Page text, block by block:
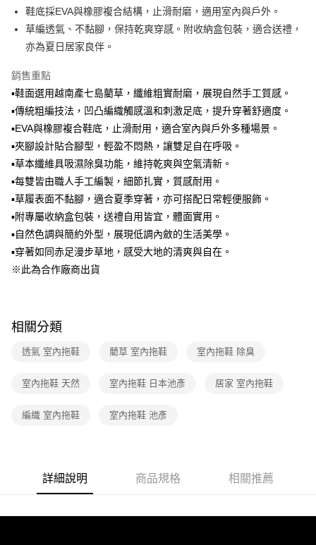
【大哥付你分期使用說明】
1.本服務由台灣大哥大提供，台灣大哥大用戶可立即使用無須另外申請。
2.付款方式選擇「大哥付你分期」，訂單成立後會自動跳轉到大哥付的交易
流程，驗證手機門號後，選擇欲分期的期數、繳款截止日，確認付款後即完
3.實際核准額度、可分期數及費用金額請依後續交易確認頁面所載為準。
4.訂單成立30分鐘內，如未前往確認交易或遇審核未通過，訂單將自動取
消。如遇「轉專審核」未通過狀況，表示未達大哥付你分期系統評分，恕無
法說明評估內容。
1.分期款項不併入電信帳單，「大哥付你分期」於每月結算日後寄送繳費提
醒簡訊。
2.透過簡訊連結打開帳單後，可選擇「超商條碼／台灣大直營門市／銀行轉
帳／街口支付／iPASS MONEY」等通路繳費。
【注意事項】
1.本服務係由「台灣大哥大股份有限公司」（以下簡稱本公司）所提供，讓
用戶於交易時，得透過本服務購買商品或服務，並由商店將買賣／分期付款
買賣價金債權讓與本公司後，依約使用本公司帳單繳交帳款。
2.基於同意付款使用「大哥付你分期」之契約關係目的，商店將以您的個人
由本公司與您本人進行分期帳單所需資料之確認、核對及更正。
ATM付款
運送方式
宅配【父親節大回饋】限時$299免運
每筆NT$150，滿NT$299(含以上)免運費
鞋底採EVA與橡膠複合結構，止滑耐磨，適用室內與戶外。
草編透氣、不黏腳，保持乾爽穿感。附收納盒包裝，適合送禮，
亦為夏日居家良伴。
銷售重點
▪鞋面選用越南產七島藺草，纖維粗實耐磨，展現自然手工質感。
▪傳統粗編技法，凹凸編織觸感溫和刺激足底，提升穿著舒適度。
▪EVA與橡膠複合鞋底，止滑耐用，適合室內與戶外多種場景。
▪夾腳設計貼合腳型，輕盈不悶熱，讓雙足自在呼吸。
▪草本纖維具吸濕除臭功能，維持乾爽與空氣清新。
▪每雙皆由職人手工編製，細節扎實，質感耐用。
▪草履表面不黏腳，適合夏季穿著，亦可搭配日常輕便服飾。
▪附專屬收納盒包裝，送禮自用皆宜，體面實用。
▪自然色調與簡約外型，展現低調內斂的生活美學。
▪穿著如同赤足漫步草地，感受大地的清爽與自在。
※此為合作廠商出貨
相關分類
透氣 室內拖鞋 藺草 室內拖鞋 室內拖鞋 除臭
室內拖鞋 天然 室內拖鞋 日本池彥 居家 室內拖鞋
編織 室內拖鞋 室內拖鞋 池彥
詳細說明 商品規格 相關推薦